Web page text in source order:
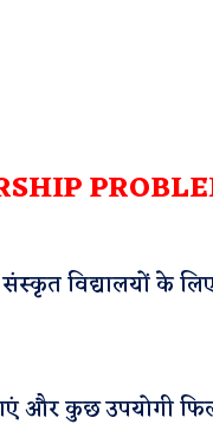
संस्कृत विद्यालयों के
और कुछ उपयोगी